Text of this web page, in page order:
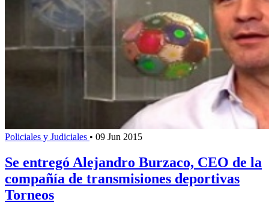
Policiales y Judiciales • 09 Jun 2015
Se entregó Alejandro Burzaco, CEO de la
compañía de transmisiones deportivas
Torneos